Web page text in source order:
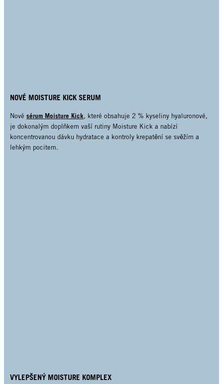
NOVÉ MOISTURE KICK SERUM
Nové sérum Moisture Kick, které obsahuje 2 % kyseliny hyaluronové,
je dokonalým doplňkem vaší rutiny Moisture Kick a nabízí
koncentrovanou dávku hydratace a kontroly krepatění se svěžím a
lehkým pocitem.
VYLEPŠENÝ MOISTURE KOMPLEX